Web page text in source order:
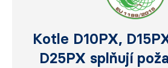
Kotle D10PX,
D25PX splňují